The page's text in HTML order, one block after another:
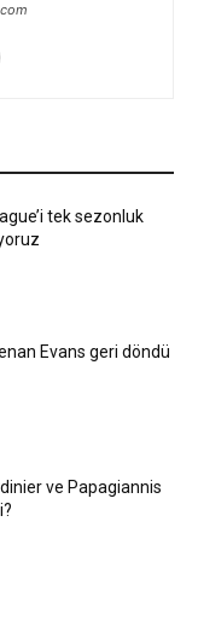
tek sezonluk
Evans geri döndü
ve Papagiannis